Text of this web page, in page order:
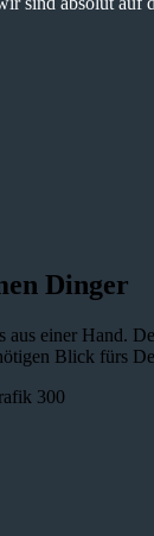
Dinger
einer Hand.
Blick fürs